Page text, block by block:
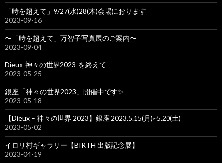
「時を超えて」9/27(水)28(木)会場におります
2023-09-16
〜「時を超えて」万智子写真展のご案内〜
2023-09-04
Dieux-神々の世界2023-を終えて
2023-05-25
銀座「神々の世界2023」開催中です✨
2023-05-18
【Dieux – 神々の世界 2023】銀座 2023.5.15(月)~5.20(土)
2023-05-02
イロリ村ギャラリー【BIRTH 出版記念展】
2023-04-19